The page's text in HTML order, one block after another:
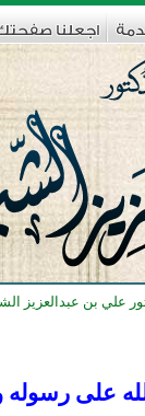
علي بن عبدالعزيز
على رسوله